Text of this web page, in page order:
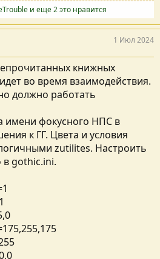
и еще 2 это нравится
1 Июл 2024
книжных
во время взаимодействия.
должно работать
имени фокусного НПС в
к ГГ. Цвета и условия
zutilites. Настроить
в gothic.ini.